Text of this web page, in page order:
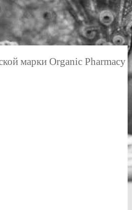
марки Organic Pharmacy